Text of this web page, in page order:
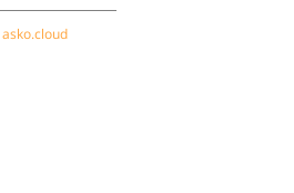
asko.cloud